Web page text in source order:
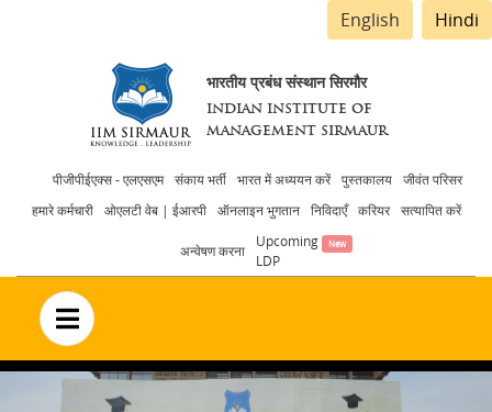
English Hindi
भारतीय प्रबंध संस्थान सिरमौर
INDIAN INSTITUTE OF
MANAGEMENT SIRMAUR
Header
menu
पीजीपीईएक्स - एलएसएम संकाय भर्ती भारत में अध्ययन करें पुस्तकालय
जीवंत परिसर
हमारे कर्मचारी
ओएलटी वेब | ईआरपी ऑनलाइन भुगतान निविदाएँ करियर सत्यापित करें
अन्वेषण करना
Upcoming
LDP
no text